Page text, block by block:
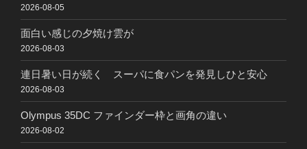
2026-08-05
面白い感じの夕焼け雲が
2026-08-03
連日暑い日が続く スーパに食パンを発見しひと安心
2026-08-03
Olympus 35DC ファインダー枠と画角の違い
2026-08-02